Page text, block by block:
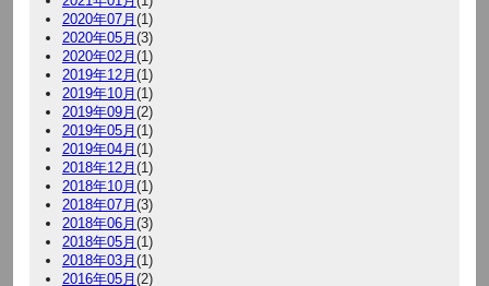
2020年07月(1)
2020年05月(3)
2020年02月(1)
2019年12月(1)
2019年10月(1)
2019年09月(2)
2019年05月(1)
2019年04月(1)
2018年12月(1)
2018年10月(1)
2018年07月(3)
2018年06月(3)
2018年05月(1)
2018年03月(1)
2016年05月(2)